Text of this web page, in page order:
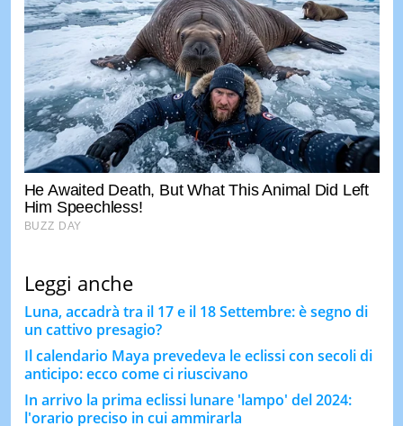
Leggi anche
Luna, accadrà tra il 17 e il 18 Settembre: è segno di
un cattivo presagio?
Il calendario Maya prevedeva le eclissi con secoli di
anticipo: ecco come ci riuscivano
In arrivo la prima eclissi lunare 'lampo' del 2024:
l'orario preciso in cui ammirarla